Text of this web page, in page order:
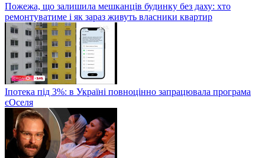
Пожежа, що залишила мешканців будинку без даху: хто
ремонтуватиме і як зараз живуть власники квартир
Іпотека під 3%: в Україні повноцінно запрацювала програма
єОселя